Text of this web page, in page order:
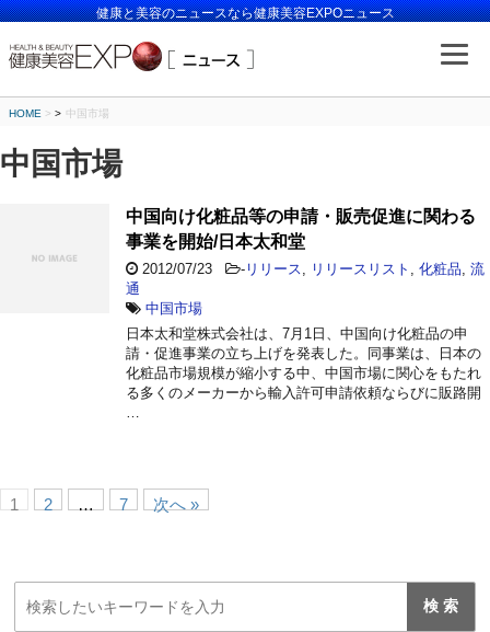
健康と美容のニュースなら健康美容EXPOニュース
HOME > 中国市場
中国市場
中国向け化粧品等の申請・販売促進に関わる
事業を開始/日本太和堂
2012/07/23 - リリース リリースリスト 化粧品 流
通
中国市場
日本太和堂株式会社は、7月1日、中国向け化粧品の申
請・促進事業の立ち上げを発表した。同事業は、日本の
化粧品市場規模が縮小する中、中国市場に関心をもたれ
る多くのメーカーから輸入許可申請依頼ならびに販路開
1 2 … 7 次へ »